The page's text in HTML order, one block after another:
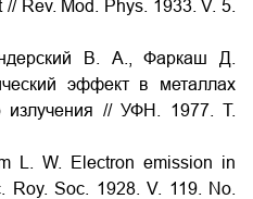
Rev. Mod. Phys. 1933. V. 5.
В. А., Фаркаш Д.
эффект в металлах
излучения // УФН. 1977. Т.
L. W. Electron emission in
Roy. Soc. 1928. V. 119. No.